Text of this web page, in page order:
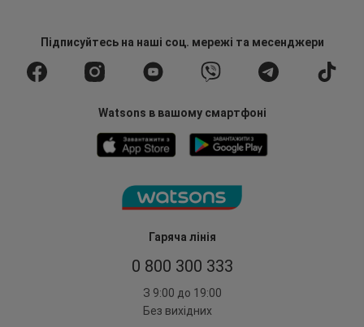
Гаряча лінія
0 800 300 333
З 9:00 до 19:00
Без вихідних
Підписуйтесьна наші соц. мережі та месенджери
Watsons в вашому смартфоні